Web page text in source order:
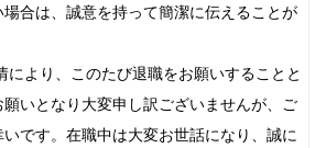
合は、誠意を持って簡潔に伝えることが
により、このたび退職をお願いすることと
いとなり大変申し訳ございませんが、ご
です。在職中は大変お世話になり、誠に